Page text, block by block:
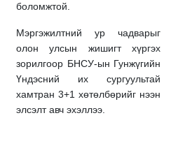
боломжтой.
Мэргэжилтний ур чадварыг
олон улсын жишигт хүргэх
зорилгоор БНСУ-ын Гунжүгийн
Үндэсний их сургуультай
хамтран 3+1 хөтөлбөрийг нээн
элсэлт авч эхэллээ.